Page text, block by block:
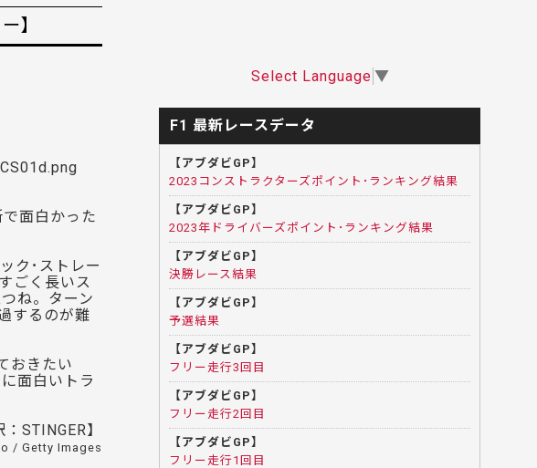
】
面白かった
ク･ストレー
ごく長いス
ね。ターン
するのが難
おきたい
面白いトラ
：STINGER】
/ Getty Images
Select Language ▼
F1 最新レースデータ
【アブダビGP】
2023コンストラクターズポイント･ランキング結果
【アブダビGP】
2023年ドライバーズポイント･ランキング結果
【アブダビGP】
決勝レース結果
【アブダビGP】
予選結果
【アブダビGP】
フリー走行3回目
【アブダビGP】
フリー走行2回目
【アブダビGP】
フリー走行1回目